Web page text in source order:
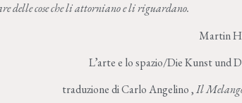
delle cose che li attorniano e li riguardano.
Martin
L’arte e lo spazio/Die Kunst und
di Carlo Angelino ,Il